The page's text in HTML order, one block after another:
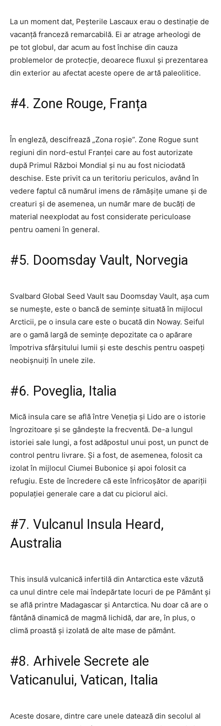
La un moment dat, Peșterile Lascaux erau o destinație de
vacanță franceză remarcabilă. Ei ar atrage arheologi de
pe tot globul, dar acum au fost închise din cauza
problemelor de protecție, deoarece fluxul și prezentarea
din exterior au afectat aceste opere de artă paleolitice.
#4. Zone Rouge, Franța
În engleză, descifrează „Zona roșie”. Zone Rogue sunt
regiuni din nord-estul Franței care au fost autorizate
după Primul Război Mondial și nu au fost niciodată
deschise. Este privit ca un teritoriu periculos, având în
vedere faptul că numărul imens de rămășițe umane și de
creaturi și de asemenea, un număr mare de bucăți de
material neexplodat au fost considerate periculoase
pentru oameni în general.
#5. Doomsday Vault, Norvegia
Svalbard Global Seed Vault sau Doomsday Vault, așa cum
se numește, este o bancă de semințe situată în mijlocul
Arcticii, pe o insula care este o bucată din Noway. Seiful
are o gamă largă de semințe depozitate ca o apărare
împotriva sfârșitului lumii și este deschis pentru oaspeți
neobișnuiți în unele zile.
#6. Poveglia, Italia
Mică insula care se află între Veneția și Lido are o istorie
îngrozitoare și se gândește la frecventă. De-a lungul
istoriei sale lungi, a fost adăpostul unui post, un punct de
control pentru livrare. Și a fost, de asemenea, folosit ca
izolat în mijlocul Ciumei Bubonice și apoi folosit ca
refugiu. Este de încredere că este înfricoșător de apariții
populației generale care a dat cu piciorul aici.
#7. Vulcanul Insula Heard,
Australia
This insulă vulcanică infertilă din Antarctica este văzută
ca unul dintre cele mai îndepărtate locuri de pe Pământ și
se află printre Madagascar și Antarctica. Nu doar că are o
fântână dinamică de magmă lichidă, dar are, în plus, o
climă proastă și izolată de alte mase de pământ.
#8. Arhivele Secrete ale
Vaticanului, Vatican, Italia
Aceste dosare, dintre care unele datează din secolul al